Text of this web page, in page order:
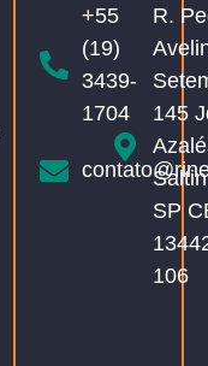
+55
(19)
3439-
1704
R.
145
SP
106